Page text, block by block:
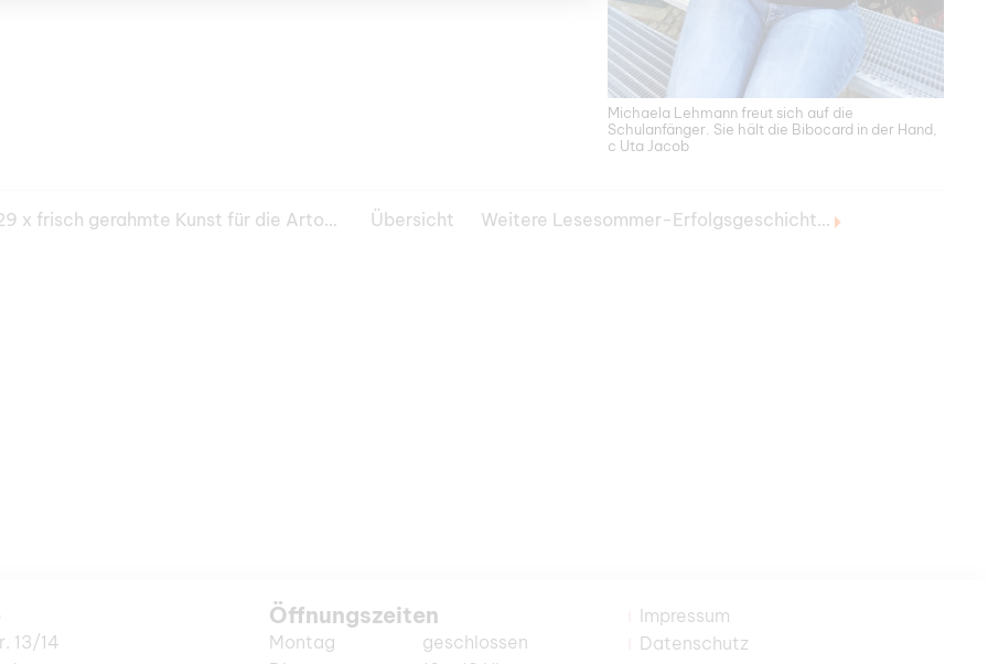
Michaela Lehmann freut sich auf die
Schulanfänger. Sie hält die Bibocard in der Hand,
c Uta Jacob
29 x frisch gerahmte Kunst für die Artothek Übersicht Weitere Lesesommer-Erfolgsgeschichte hat begonnen
13/14
Öffnungszeiten
Montag
geschlossen
Impressum
Datenschutz